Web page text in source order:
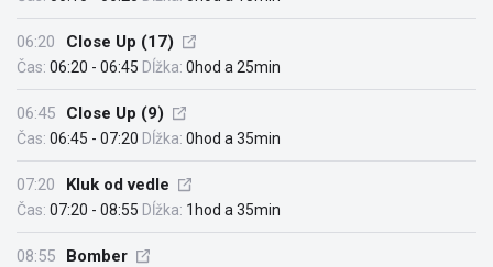
06:20 Close Up (17)
Čas: 06:20 - 06:45 Dĺžka: 0hod a 25min
06:45 Close Up (9)
Čas: 06:45 - 07:20 Dĺžka: 0hod a 35min
07:20 Kluk od vedle
Čas: 07:20 - 08:55 Dĺžka: 1hod a 35min
08:55 Bomber